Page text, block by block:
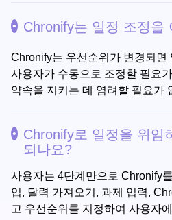
Chronify는 일정 조정을
Chronify는 우선순위가 변경되면
사용자가 수동으로 조정할 필요
약속을 지키는 데 염려할 필요가
Chronify로 일정을 위임
되나요?
사용자는 4단계만으로 Chronify
입, 달력 가져오기, 과제 입력,
고 우선순위를 지정하여 사용자